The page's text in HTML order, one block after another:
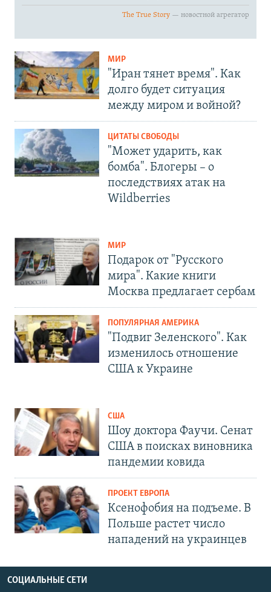
МИР
"Иран тянет время". Как
долго будет ситуация
между миром и войной?
ЦИТАТЫ СВОБОДЫ
"Может ударить, как
бомба". Блогеры – о
последствиях атак на
Wildberries
МИР
Подарок от "Русского
мира". Какие книги
Москва предлагает сербам
ПОПУЛЯРНАЯ АМЕРИКА
"Подвиг Зеленского". Как
изменилось отношение
США к Украине
США
Шоу доктора Фаучи. Сенат
США в поисках виновника
пандемии ковида
ПРОЕКТ ЕВРОПА
Ксенофобия на подъеме. В
Польше растет число
нападений на украинцев
СОЦИАЛЬНЫЕ СЕТИ